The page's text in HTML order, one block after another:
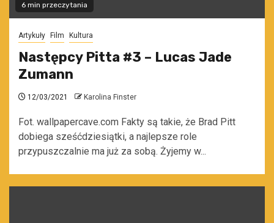
6 min przeczytania
Artykuły Film Kultura
Następcy Pitta #3 – Lucas Jade
Zumann
12/03/2021 Karolina Finster
Fot. wallpapercave.com Fakty są takie, że Brad Pitt
dobiega sześćdziesiątki, a najlepsze role
przypuszczalnie ma już za sobą. Żyjemy w...